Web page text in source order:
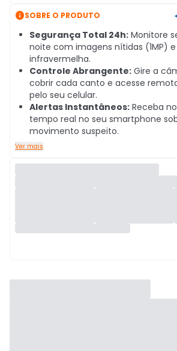
SOBRE O PRODUTO
Segurança Total 24h: Monitore
noite com imagens nítidas (1MP)
infravermelha.
Controle Abrangente: Gire a
cobrir cada canto e acesse
pelo seu celular.
Alertas Instantâneos: Receba
tempo real no seu smartphone
movimento suspeito.
Ver mais